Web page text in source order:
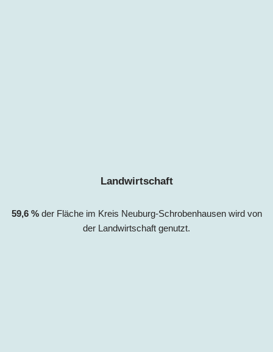
Landwirtschaft
59,6 %der Fläche im Kreis Neuburg-Schrobenhausen wird von
der Landwirtschaft genutzt.